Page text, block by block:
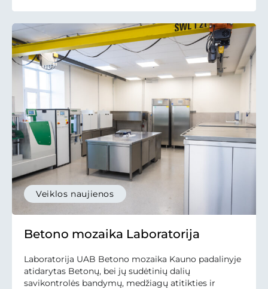
Veiklos naujienos
Betono mozaika Laboratorija
Laboratorija UAB Betono mozaika Kauno padalinyje
atidarytas Betonų, bei jų sudėtinių dalių
savikontrolės bandymų, medžiagų atitikties ir